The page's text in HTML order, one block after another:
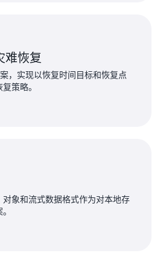
难恢复
，实现以恢复时间目标和恢复点
策略。
象和流式数据格式作为对本地存